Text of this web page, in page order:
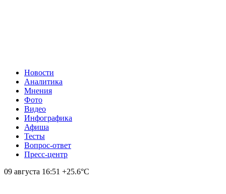
Новости
Аналитика
Мнения
Фото
Видео
Инфографика
Афиша
Тесты
Вопрос-ответ
Пресс-центр
09 августа 16:51 +25.6°С